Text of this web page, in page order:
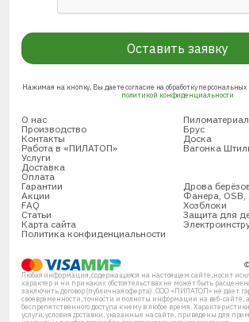
Оставить заявку
Нажимая на кнопку, Вы даете согласие на обработку
политикой конфиденциальности
О нас
Производство
Контакты
Работа в «ПИЛАТОП»
Услуги
Доставка
Оплата
Гарантии
Акции
FAQ
Статьи
Карта сайта
Политика конфиденциальности
Брус
Доска
Вагонка
Дрова
Фанера,
Хозблоки
Защита для
Любая информация, содержащаяся на настоящем сайте, носит
характер и ни при каких обстоятельствах не может быть
заключить договор (публичная оферта). ООО «ПИЛАТОП» не дает
своевременности, точности и полноты информации на веб-сайте,
беспрепятственного доступа к нему в любое время.
услуги, условия доставки, указанные на сайте, приведены для